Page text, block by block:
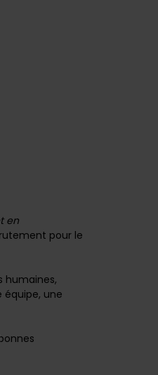
en
pour le
humaines,
une